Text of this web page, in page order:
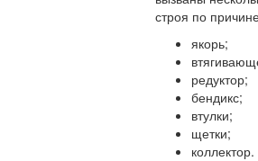
строя по
якорь;
редуктор;
бендикс;
втулки;
щетки;
коллектор.